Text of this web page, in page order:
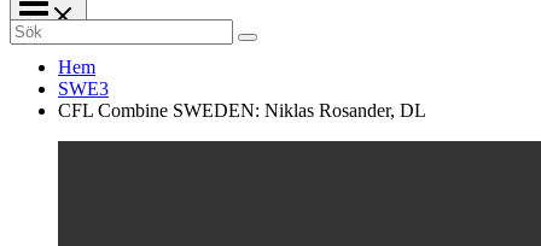
Search
for:
Hem
SWE3
CFL Combine SWEDEN: Niklas Rosander, DL